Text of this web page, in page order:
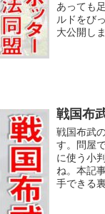
あっても
ルドをび
大公開し
戦国布
戦国布武
す。問屋
に使う小
ね。本記
手できる